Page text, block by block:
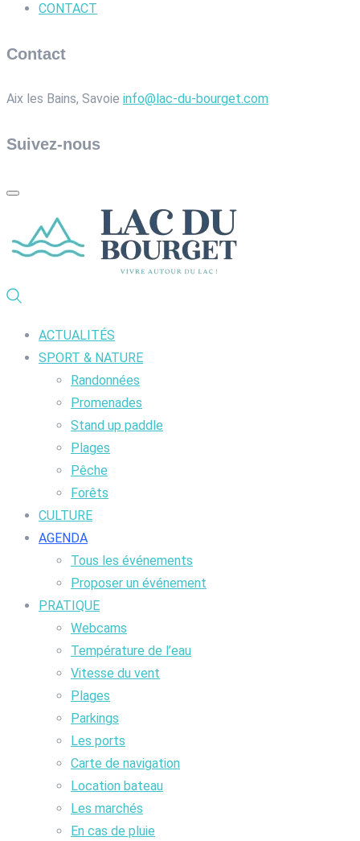
CONTACT
Contact
Aix les Bains, Savoie info@lac-du-bourget.com
Suivez-nous
ACTUALITÉS
SPORT & NATURE
Randonnées
Promenades
Stand up paddle
Plages
Pêche
Forêts
CULTURE
AGENDA
Tous les événements
Proposer un événement
PRATIQUE
Webcams
Température de l’eau
Vitesse du vent
Plages
Parkings
Les ports
Carte de navigation
Location bateau
Les marchés
En cas de pluie